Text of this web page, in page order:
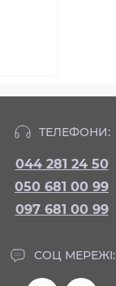
ТЕЛЕФОНИ:
044 281 24 50
050 681 00 99
097 681 00 99
СОЦ МЕРЕЖІ: